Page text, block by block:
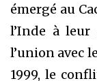
émergé au
l’Inde à leur
l’union avec
1999, le